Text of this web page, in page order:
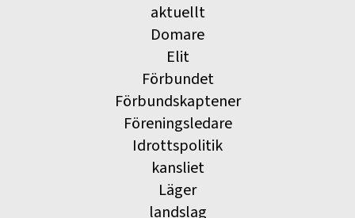
aktuellt
Domare
Elit
Förbundet
Förbundskaptener
Föreningsledare
Idrottspolitik
kansliet
Läger
landslag